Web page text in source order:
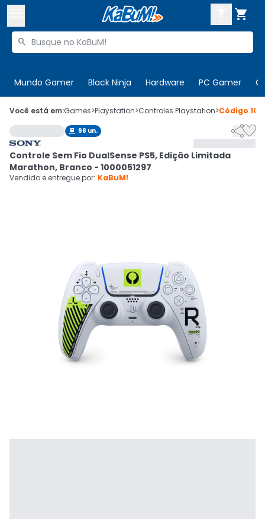

Buscar produtos

Mundo Gamer Black Ninja Hardware PC Gamer
 Olá. Acesse sua conta
 Departamentos
Cupons
CADASTRE-SE
Você está em:Games>Playstation>Controles Playstation>Código
 98 un. 
Controle Sem Fio DualSense PS5, Edição Limitada
Marathon, Branco - 1000051297
Vendido e entregue por: KaBuM!